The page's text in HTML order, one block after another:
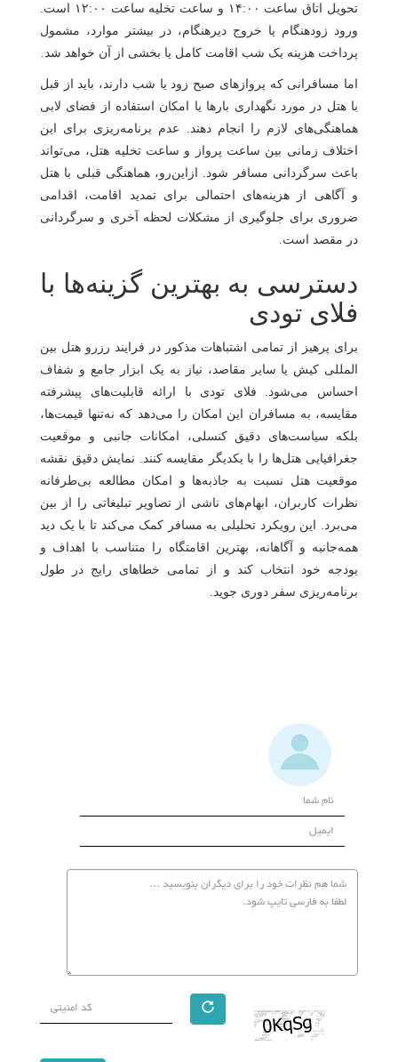
تحویل اتاق ساعت ۱۴:۰۰ و ساعت تخلیه ساعت ۱۲:۰۰ است.
ورود زودهنگام یا خروج دیرهنگام، در بیشتر موارد، مشمول
پرداخت هزینه یک شب اقامت کامل یا بخشی از آن خواهد شد.
اما مسافرانی که پروازهای صبح زود یا شب دارند، باید از قبل
با هتل در مورد نگهداری بارها یا امکان استفاده از فضای لابی
هماهنگی‌های لازم را انجام دهند. عدم برنامه‌ریزی برای این
اختلاف زمانی بین ساعت پرواز و ساعت تخلیه هتل، می‌تواند
باعث سرگردانی مسافر شود. ازاین‌رو، هماهنگی قبلی با هتل
و آگاهی از هزینه‌های احتمالی برای تمدید اقامت، اقدامی
ضروری برای جلوگیری از مشکلات لحظه آخری و سرگردانی
در مقصد است.
دسترسی به بهترین گزینه‌ها با
فلای‌ تودی
برای پرهیز از تمامی اشتباهات مذکور در فرایند رزرو هتل بین
المللی کیش یا سایر مقاصد، نیاز به یک ابزار جامع و شفاف
احساس می‌شود. فلای‌ تودی با ارائه قابلیت‌های پیشرفته
مقایسه، به مسافران این امکان را می‌دهد که نه‌تنها قیمت‌ها،
بلکه سیاست‌های دقیق کنسلی، امکانات جانبی و موقعیت
جغرافیایی هتل‌ها را با یکدیگر مقایسه کنند. نمایش دقیق نقشه
موقعیت هتل نسبت به جاذبه‌ها و امکان مطالعه بی‌طرفانه
نظرات کاربران، ابهام‌های ناشی از تصاویر تبلیغاتی را از بین
می‌برد. این رویکرد تحلیلی به مسافر کمک می‌کند تا با یک دید
همه‌جانبه و آگاهانه، بهترین اقامتگاه را متناسب با اهداف و
بودجه خود انتخاب کند و از تمامی خطاهای رایج در طول
برنامه‌ریزی سفر دوری جوید.